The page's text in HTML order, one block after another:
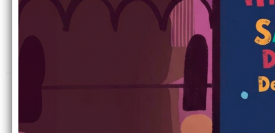
Estands informatius, tallers,
restauració, ràdio i música
Hora: